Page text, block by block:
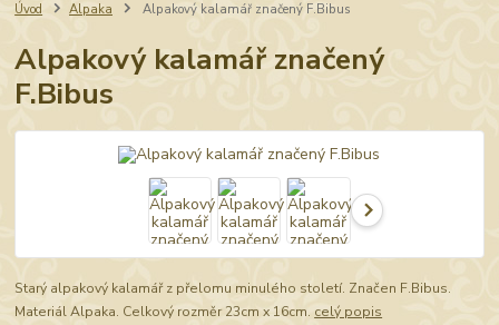
Úvod Alpaka Alpakový kalamář značený F.Bibus
Alpakový kalamář značený
F.Bibus
Starý alpakový kalamář z přelomu minulého století. Značen F.Bibus.
Materiál Alpaka. Celkový rozměr 23cm x 16cm. celý popis